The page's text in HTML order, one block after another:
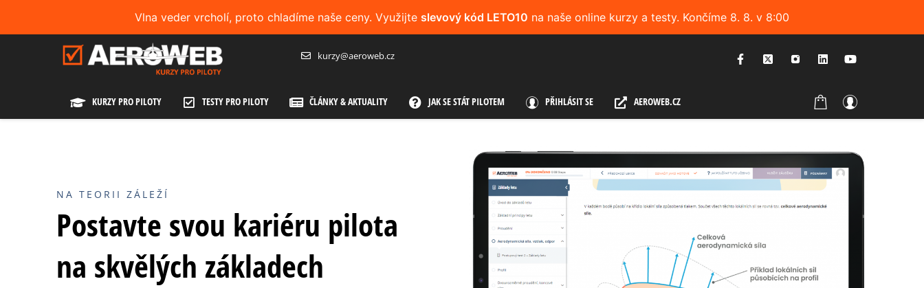
Vlna veder vrcholí, proto chladíme naše ceny. Využijte slevový kód LETO10 na naše online kurzy a testy. Končíme 8. 8. v 8:00
kurzy@aeroweb.cz
KURZY PRO PILOTY TESTY PRO PILOTY ČLÁNKY & AKTUALITY JAK SE STÁT PILOTEM PŘIHLÁSIT SE AEROWEB.CZ
NA TEORII ZÁLEŽÍ
Postavte svou kariéru pilota
na skvělých základech